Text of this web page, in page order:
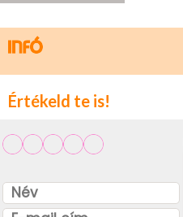
Értékeld te is!